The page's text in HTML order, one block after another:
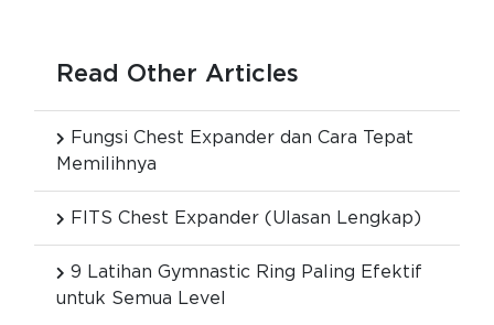
Read Other Articles
Fungsi Chest Expander dan Cara Tepat
Memilihnya
FITS Chest Expander (Ulasan Lengkap)
9 Latihan Gymnastic Ring Paling Efektif
untuk Semua Level